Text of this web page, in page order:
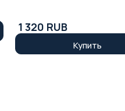
1 320 RUB
Купить